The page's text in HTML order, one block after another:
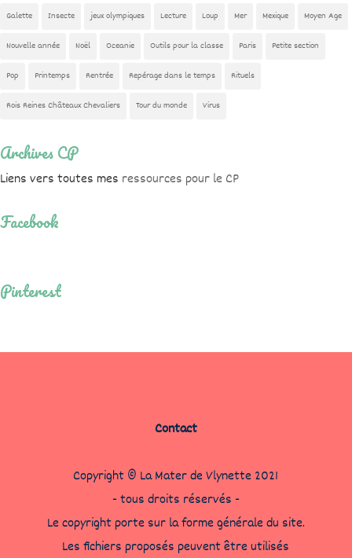
Galette Insecte jeux olympiques Lecture Loup Mer Mexique Moyen Age
Nouvelle année Noël Oceanie Outils pour la classe Paris Petite section
Pop Printemps Rentrée Repérage dans le temps Rituels
Rois Reines Châteaux Chevaliers Tour du monde Virus
Archives CP
Liens vers toutes mes ressources pour le CP
Facebook
Pinterest
Contact
Copyright © La Mater de Vlynette 2021
- tous droits réservés -
Le copyright porte sur la forme générale du site.
Les fichiers proposés peuvent être utilisés